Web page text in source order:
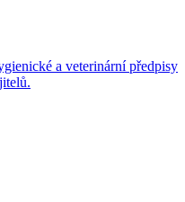
a veterinární předpisy